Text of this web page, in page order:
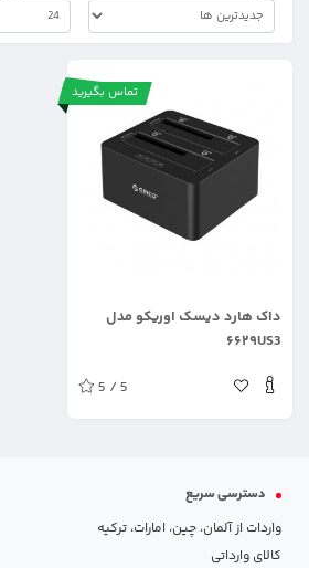
تماس بگیرید
داک هارد دیسک اوریکو مدل
۶۶۲۹US3
5 / 5
دسترسی سریع
واردات از آلمان، چین، امارات، ترکیه
کالای وارداتی